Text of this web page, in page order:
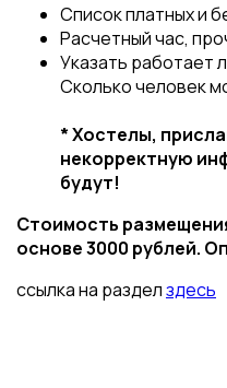
Список платных и
Расчетный час,
Указать работает
Сколько человек
* Хостелы,
некорректную
будут!
Стоимость
основе 3000 рублей.
ссылка на разделздесь